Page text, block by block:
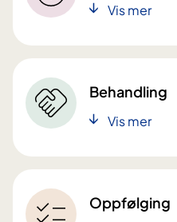
Vis mer
Behandling
Vis mer
Oppfølging